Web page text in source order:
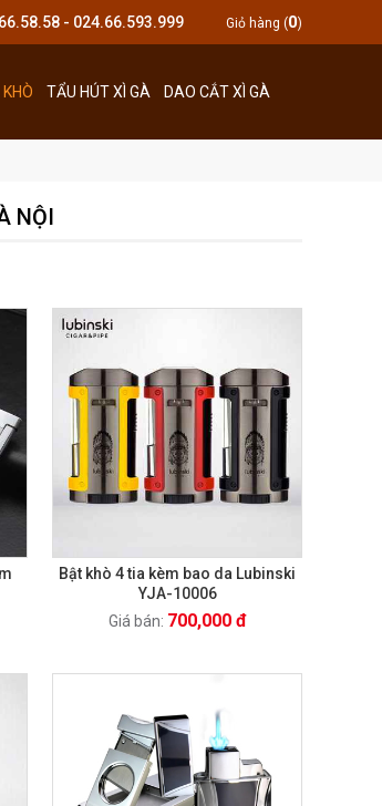
TẨU HÚT XÌ GÀ DAO CẮT XÌ GÀ
NỘI
Bật khò 4 tia kèm bao da Lubinski
YJA-10006
Giá bán: 700,000 đ
Giỏ hàng (0)
- 024.66.593.999